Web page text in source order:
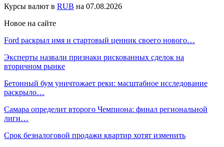
Курсы валют в RUB на 07.08.2026
Новое на сайте
Ford раскрыл имя и стартовый ценник своего нового…
Эксперты назвали признаки рискованных сделок на
вторичном рынке
Бетонный бум уничтожает реки: масштабное исследование
раскрыло…
Самара определит второго Чемпиона: финал региональной
лиги…
Срок безналоговой продажи квартир хотят изменить